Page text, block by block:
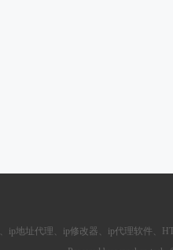
、ip地址代理、ip修改器、 ip代理软件